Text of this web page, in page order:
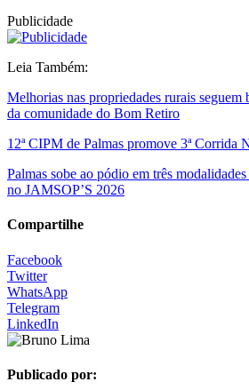
Publicidade
Leia Também:
Melhorias nas propriedades rurais seguem
da comunidade do Bom Retiro
12ª CIPM de Palmas promove 3ª Corrida
Palmas sobe ao pódio em três
no JAMSOP’S 2026
Compartilhe
Facebook
Twitter
WhatsApp
Telegram
LinkedIn
Publicado por: